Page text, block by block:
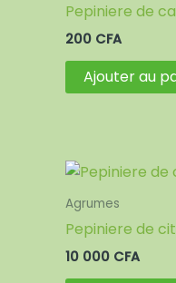
Pepiniere de
200 CFA
Ajouter au
Agrumes
Pepiniere de
10 000 CFA